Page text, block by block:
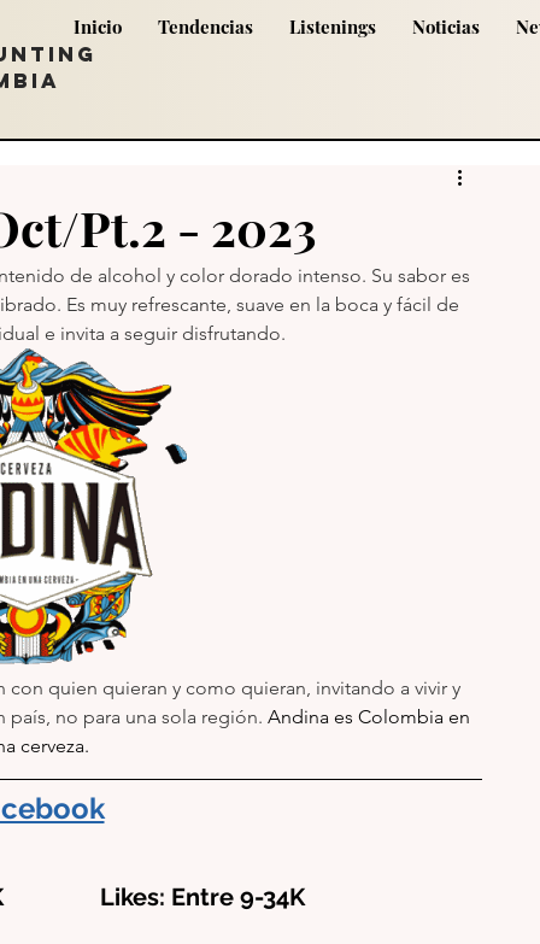
Inicio Tendencias Listenings Noticias
Pt.2 - 2023
de alcohol y color dorado intenso. Su sabor es
Es muy refrescante, suave en la boca y fácil de
e invita a seguir disfrutando.
quien quieran y como quieran, invitando a vivir y
no para una sola región. Andina es Colombia en
cerveza.
Likes: Entre 9-34K